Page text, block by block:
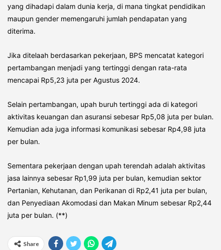
yang dihadapi dalam dunia kerja, di mana tingkat pendidikan
maupun gender memengaruhi jumlah pendapatan yang
diterima.
Jika ditelaah berdasarkan pekerjaan, BPS mencatat kategori
pertambangan menjadi yang tertinggi dengan rata-rata
mencapai Rp5,23 juta per Agustus 2024.
Selain pertambangan, upah buruh tertinggi ada di kategori
aktivitas keuangan dan asuransi sebesar Rp5,08 juta per bulan.
Kemudian ada juga informasi komunikasi sebesar Rp4,98 juta
per bulan.
Sementara pekerjaan dengan upah terendah adalah aktivitas
jasa lainnya sebesar Rp1,99 juta per bulan, kemudian sektor
Pertanian, Kehutanan, dan Perikanan di Rp2,41 juta per bulan,
dan Penyediaan Akomodasi dan Makan Minum sebesar Rp2,44
juta per bulan. (**)
Share